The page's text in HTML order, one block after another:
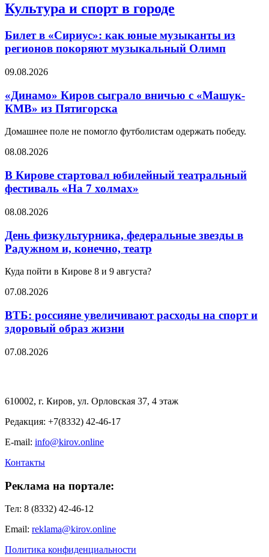
Культура и спорт в городе
Билет в «Сириус»: как юные музыканты из
регионов покоряют музыкальный Олимп
09.08.2026
«Динамо» Киров сыграло вничью с ​​​​«Машук-
КМВ» из Пятигорска
Домашнее поле не помогло футболистам одержать победу.
08.08.2026
В Кирове стартовал юбилейный театральный
фестиваль «На 7 холмах»
08.08.2026
День физкультурника, федеральные звезды в
Радужном и, конечно, театр
Куда пойти в Кирове 8 и 9 августа?
07.08.2026
ВТБ: россияне увеличивают расходы на спорт и
здоровый образ жизни
07.08.2026
610002, г. Киров, ул. Орловская 37, 4 этаж
Редакция: +7(8332) 42-46-17
E-mail: info@kirov.online
Контакты
Реклама на портале:
Тел: 8 (8332) 42-46-12
Email: reklama@kirov.online
Политика конфиденциальности